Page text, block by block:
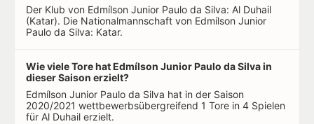
Der Klub von Edmílson Junior Paulo da Silva: Al Duhail
(Katar). Die Nationalmannschaft von Edmílson Junior
Paulo da Silva: Katar.
Wie viele Tore hat Edmílson Junior Paulo da Silva in
dieser Saison erzielt?
Edmílson Junior Paulo da Silva hat in der Saison
2020/2021 wettbewerbsübergreifend 1 Tore in 4 Spielen
für Al Duhail erzielt.